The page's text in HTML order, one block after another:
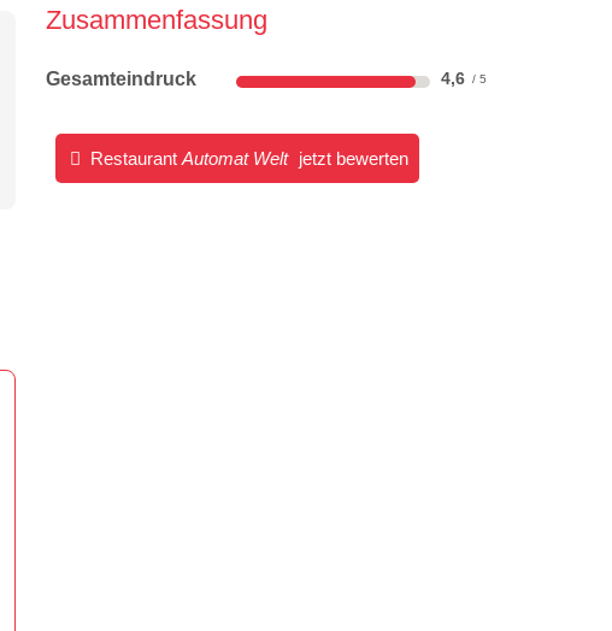
Zusammenfassung
Gesamteindruck 4,6
RestaurantAutomat Welt jetzt bewerten